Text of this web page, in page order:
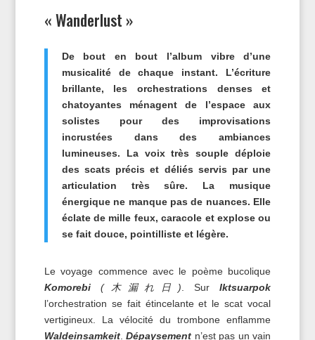
« Wanderlust »
De bout en bout l’album vibre d’une
musicalité de chaque instant. L’écriture
brillante, les orchestrations denses et
chatoyantes ménagent de l’espace aux
solistes pour des improvisations
incrustées dans des ambiances
lumineuses. La voix très souple déploie
des scats précis et déliés servis par une
articulation très sûre. La musique
énergique ne manque pas de nuances. Elle
éclate de mille feux, caracole et explose ou
se fait douce, pointilliste et légère.
Le voyage commence avec le poème bucolique
Komorebi (木漏れ日) . SurIktsuarpok
l’orchestration se fait étincelante et le scat vocal
vertigineux. La vélocité du trombone enflamme
Waldeinsamkeit.Dépaysement n’est pas un vain